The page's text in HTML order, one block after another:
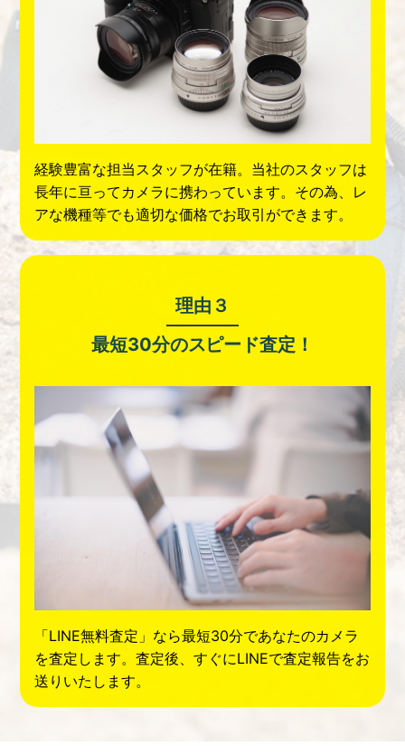
経験豊富な担当スタッフが在籍。当社のスタッフは
長年に亘ってカメラに携わっています。その為、レ
アな機種等でも適切な価格でお取引ができます。
理由３
最短30分のスピード査定！
「LINE無料査定」なら最短30分であなたのカメラ
を査定します。査定後、すぐにLINEで査定報告をお
送りいたします。